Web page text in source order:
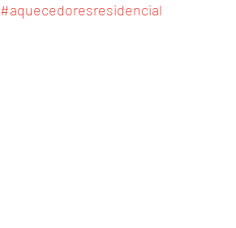
#aquecedoresresidencial